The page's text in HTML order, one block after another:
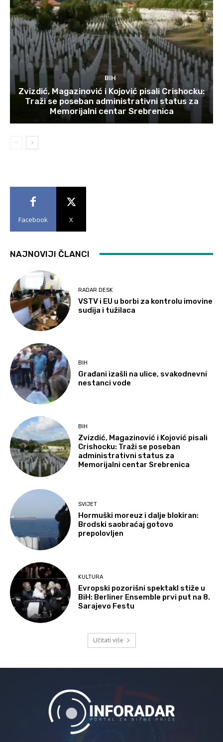
BIH
Zvizdić, Magazinović i Kojović pisali Crishocku:
Traži se poseban administrativni status za
Memorijalni centar Srebrenica
Facebook X
NAJNOVIJI ČLANCI
RADAR DESK
VSTV i EU u borbi za kontrolu imovine
sudija i tužilaca
BIH
Građani izašli na ulice, svakodnevni
nestanci vode
BIH
Zvizdić, Magazinović i Kojović pisali
Crishocku: Traži se poseban
administrativni status za
Memorijalni centar Srebrenica
SVIJET
Hormuški moreuz i dalje blokiran:
Brodski saobraćaj gotovo
prepolovljen
KULTURA
Evropski pozorišni spektakl stiže u
BiH: Berliner Ensemble prvi put na 8.
Sarajevo Festu
Učitati više